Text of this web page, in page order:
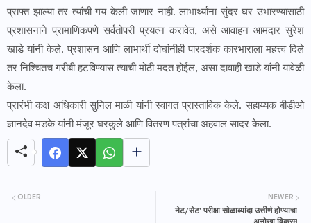
प्राफ्त झाल्या तर त्यांची गय केली जाणार नाही. लाभार्थ्यांना सुंदर घर उभारण्यासाठी
प्रशासनाने प्रामाणिकपणे सर्वतोपरी प्रयत्न करावेत, असे आवाहन आमदार सुरेश
खाडे यांनी केले. प्रशासन आणि लाभार्थी दोघांनीही पारदर्शक कारभाराला महत्त्व दिले
तर निश्चितच गरीबी हटविण्यास त्याची मोठी मदत होईल, असा दावाही खाडे यांनी यावेळी
केला.
प्रारंभी कक्ष अधिकारी सुनिल माळी यांनी स्वागत प्रास्ताविक केले. सहाय्यक बीडीओ
ज्ञानदेव मडके यांनी मंजूर घरकुले आणि वितरण पत्रांचा अहवाल सादर केला.
NEWER
नेट/सेट' परीक्षा सोळाव्यांदा उत्तीर्ण होण्याचा
OLDER